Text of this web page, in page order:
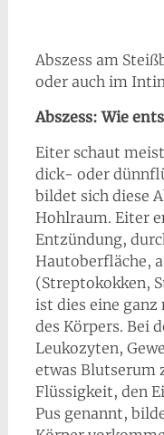
Abszess am
oder auch im
Abszess: Wie
Eiter schaut
dick- oder
bildet sich diese
Hohlraum. Eiter
Entzündung,
Hautoberfläche,
(Streptokokken,
ist dies eine
des Körpers. Bei
Leukozyten,
etwas Blutserum
Flüssigkeit, den
Pus genannt,